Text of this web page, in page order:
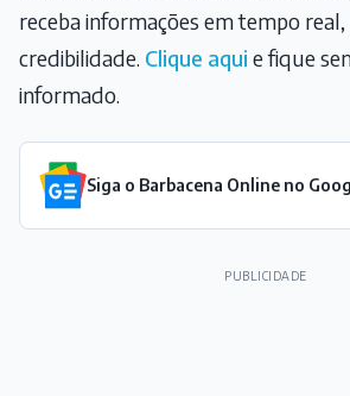
receba informações em tempo
credibilidade. Clique aqui e fique
informado.
Siga o Barbacena Online no
PUBLICIDADE